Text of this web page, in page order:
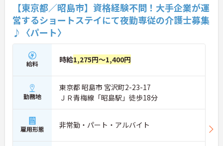
【東京都／昭島市】資格経験不問！大手企業が運
営するショートステイにて夜勤専従の介護士募集
♪〈パート〉
給料 時給1,275円～1,400円
勤務地
東京都 昭島市 宮沢町2-23-17
ＪＲ青梅線「昭島駅」徒歩18分
雇用形態 非常勤・パート・アルバイト